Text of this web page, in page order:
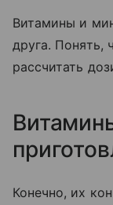
Витамины и
друга. Понять,
рассчитать
Конечно, их